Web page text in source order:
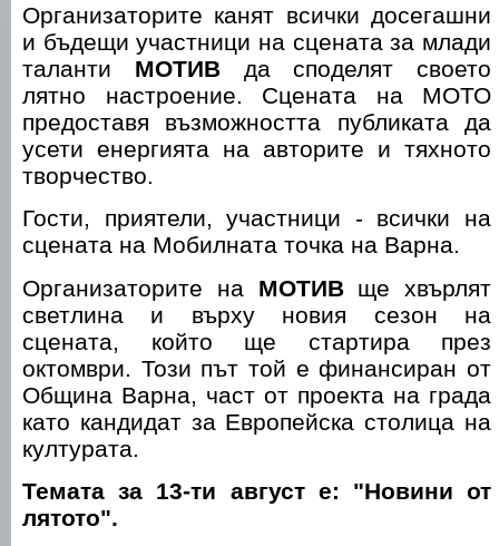
Организаторите канят всички досегашни
и бъдещи участници на сцената за млади
таланти МОТИВда споделят своето
лятно настроение. Сцената на МОТО
предоставя възможността публиката да
усети енергията на авторите и тяхното
творчество.
Гости, приятели, участници - всички на
сцената на Мобилната точка на Варна.
Организаторите на МОТИВще хвърлят
светлина и върху новия сезон на
сцената, който ще стартира през
октомври. Този път той е финансиран от
Община Варна, част от проекта на града
като кандидат за Европейска столица на
културата.
Темата за 13-ти август е: "Новини от
лятото".